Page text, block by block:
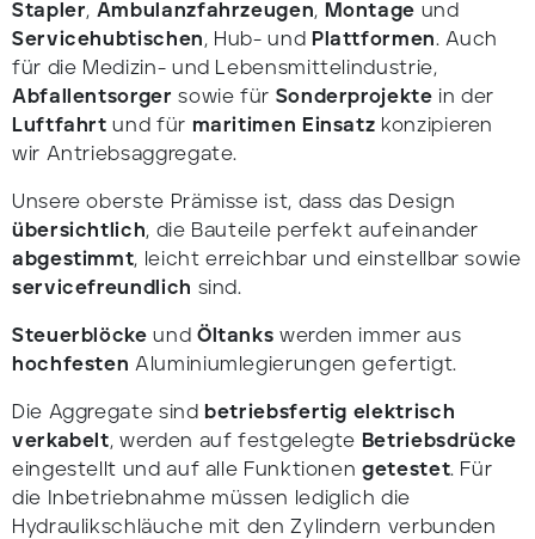
Stapler, Ambulanzfahrzeugen, Montage und
Servicehubtischen, Hub- und Plattformen. Auch
für die Medizin- und Lebensmittelindustrie,
Abfallentsorgersowie für Sonderprojekte in der
Luftfahrtund für maritimen Einsatz konzipieren
wir Antriebsaggregate.
Unsere oberste Prämisse ist, dass das Design
übersichtlich, die Bauteile perfekt aufeinander
abgestimmt, leicht erreichbar und einstellbar sowie
servicefreundlich sind.
Steuerblöckeund Öltankswerden immer aus
hochfestenAluminiumlegierungen gefertigt.
Die Aggregate sind betriebsfertig elektrisch
verkabelt, werden auf festgelegte Betriebsdrücke
eingestellt und auf alle Funktionengetestet. Für
die Inbetriebnahme müssen lediglich die
Hydraulikschläuche mit den Zylindern verbunden